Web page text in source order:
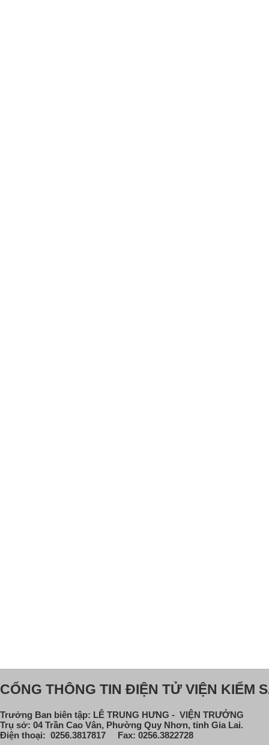
CỔNG THÔNG TIN ĐIỆN TỬ VIỆN KIỂM
Trưởng Ban biên tập: LÊ TRUNG HƯNG - VIỆN TRƯỞNG
Trụ sở: 04 Trần Cao Vân, Phường Quy Nhơn, tỉnh Gia Lai.
Điện thoại: 0256.3817817 Fax: 0256.3822728